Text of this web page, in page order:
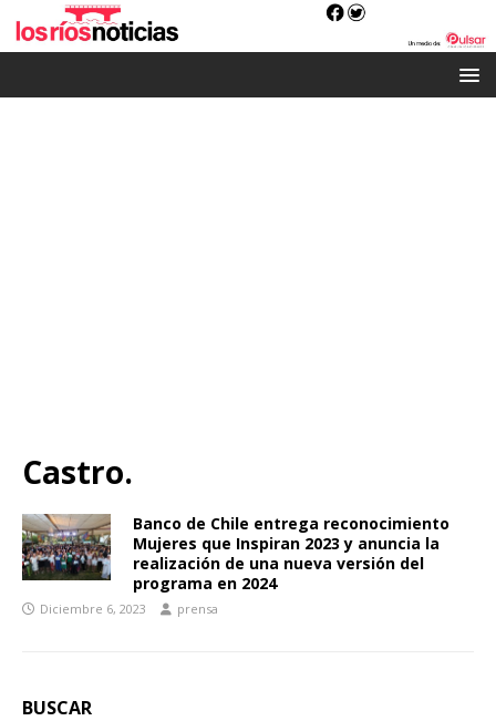
Castro.
Banco de Chile entrega reconocimiento
Mujeres que Inspiran 2023 y anuncia la
realización de una nueva versión del
programa en 2024
Diciembre 6, 2023 prensa
BUSCAR